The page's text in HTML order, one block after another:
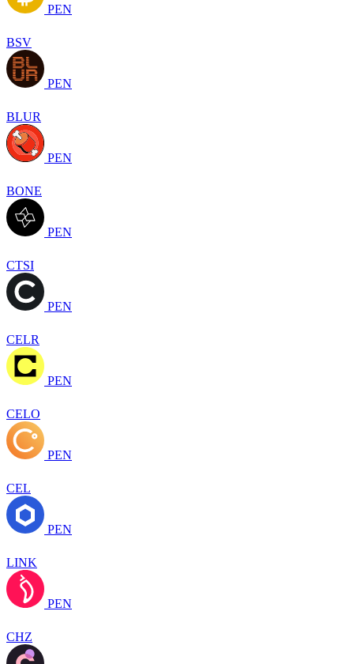
PEN
BSV
PEN
BLUR
PEN
BONE
PEN
CTSI
PEN
CELR
PEN
CELO
PEN
CEL
PEN
LINK
PEN
CHZ